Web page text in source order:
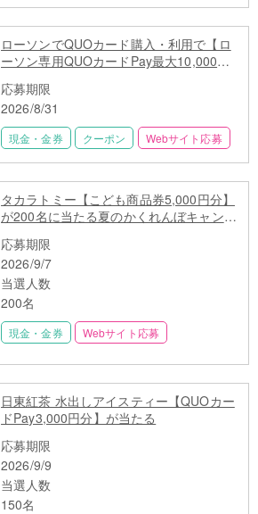
ローソンでQUOカード購入・利用で【ロ
ーソン専用QUOカードPay最大10,000円
応募期限
2026/8/31
現金・金券 クーポン Webサイト応募
タカラトミー【こども商品券5,000円分】
が200名に当たる夏のかくれんぼキャンペ
応募期限
2026/9/7
当選人数
200名
現金・金券 Webサイト応募
日東紅茶 水出しアイスティー【QUOカー
ドPay3,000円分】が当たる
応募期限
2026/9/9
当選人数
150名